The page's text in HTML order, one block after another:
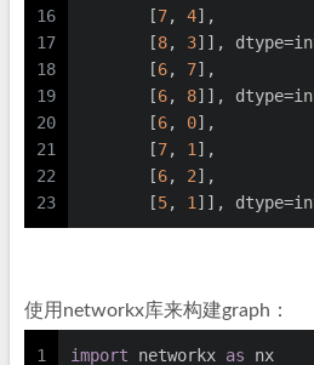
16
17
18
19
20
21
22
23
       [
7, 4],
       [
8, 3]],
       [
6, 7],
       [
6, 8]],
       [
6, 0],
       [
7, 1 ],
       [
6, 2],
       [
5, 1 ]],
使用networkx库来构建graph：
1
import networkx as nx